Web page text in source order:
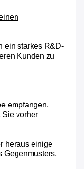
ein starkes R&D-
Kunden zu
empfangen,
Sie vorher
heraus einige
Gegenmusters,